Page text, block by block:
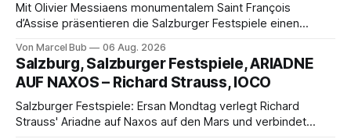
Mit Olivier Messiaens monumentalem Saint François
d’Assise präsentieren die Salzburger Festspiele einen
eine bildgewaltige Inszenierung, Maxime Pascal entfaltet
die komplexe Partitur eindrucksvoll, Philippe Sly berührt als
Franziskus.
Von Marcel Bub 06 Aug. 2026
Salzburg, Salzburger Festspiele, ARIADNE
AUF NAXOS – Richard Strauss, IOCO
Salzburger Festspiele: Ersan Mondtag verlegt Richard
Strauss' Ariadne auf Naxos auf den Mars und verbindet